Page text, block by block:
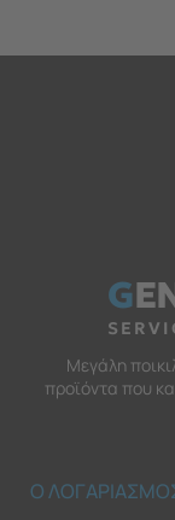
G
Μεγάλη
προϊόντα που
Ο